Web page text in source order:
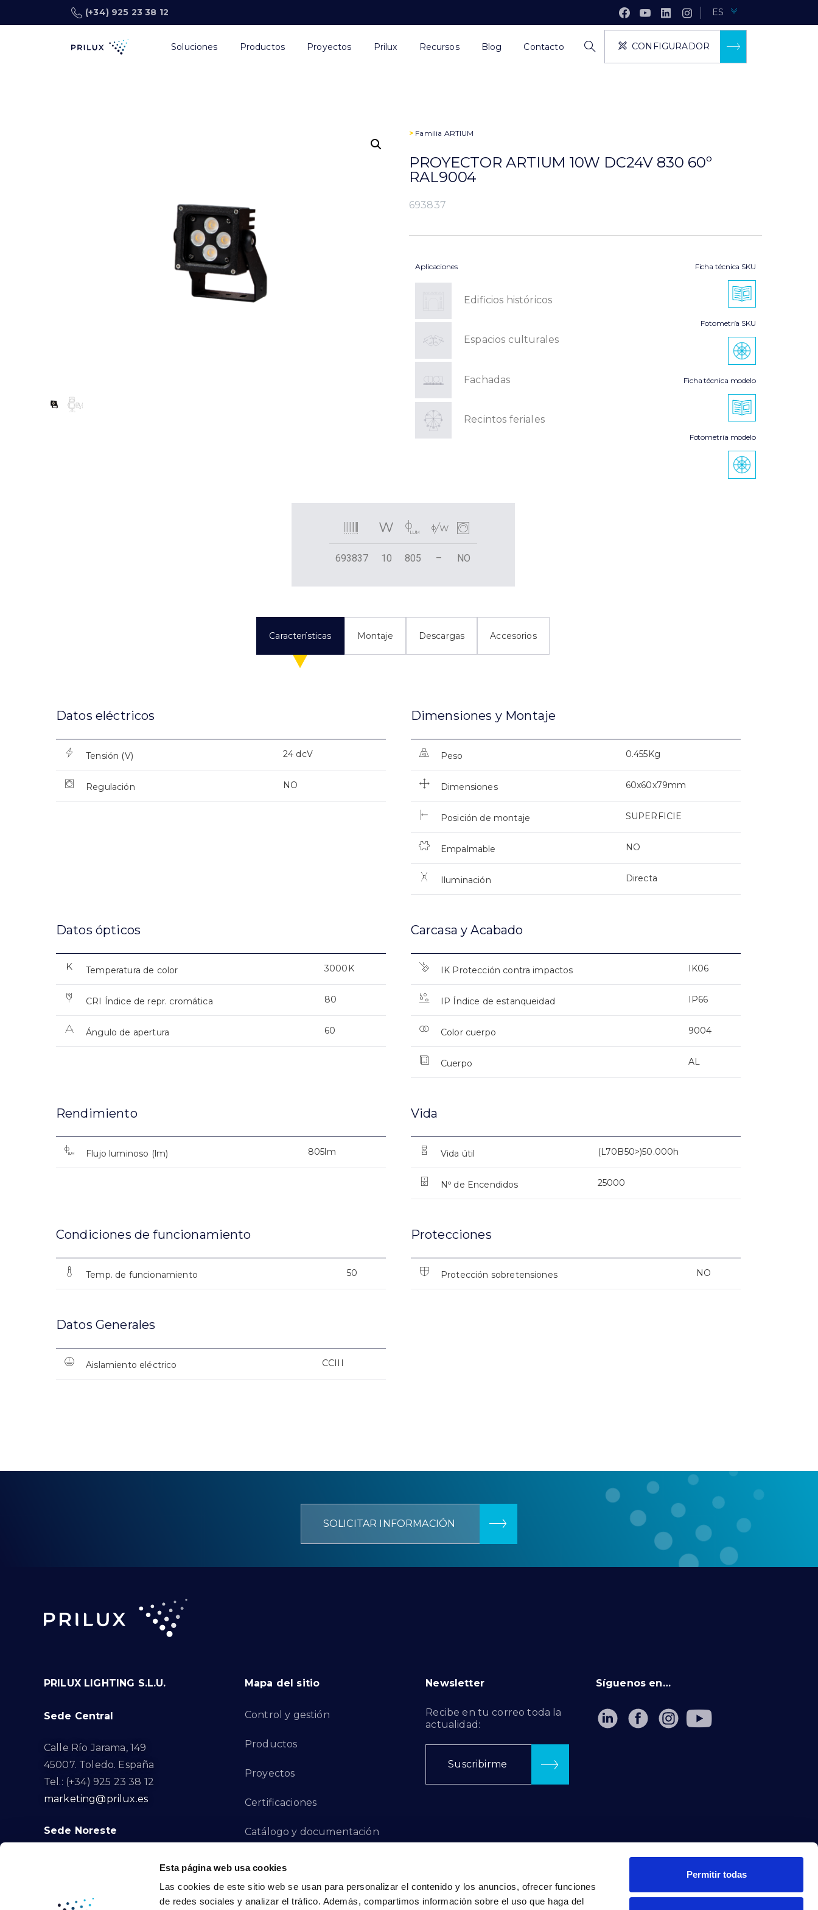
Esta página web usa cookies
Las cookies de este sitio web se usan para personalizar el contenido y los anuncios, ofrecer funciones
de redes sociales y analizar el tráfico. Además, compartimos información sobre el uso que haga del
Permitir todas
(+34) 925 23 38 12 ES
Soluciones Productos Proyectos Prilux Recursos Blog Contacto CONFIGURADOR
> Familia ARTIUM
PROYECTOR ARTIUM 10W DC24V 830 60º
RAL9004
693837
Aplicaciones
Edificios históricos
Espacios culturales
Fachadas
Recintos feriales
Ficha técnica SKU
Fotometría SKU
Ficha técnica modelo
Fotometría modelo
693837 10 805 – NO
Características Montaje Descargas Accesorios
Datos eléctricos
Tensión (V) 24 dcV
Regulación NO
Dimensiones y Montaje
Peso 0.455Kg
Dimensiones 60x60x79mm
Posición de montaje SUPERFICIE
Empalmable NO
Iluminación Directa
Datos ópticos
Temperatura de color 3000K
CRI Índice de repr. cromática 80
Ángulo de apertura 60
Carcasa y Acabado
IK Protección contra impactos IK06
IP Índice de estanqueidad IP66
Color cuerpo 9004
Cuerpo AL
Rendimiento
Flujo luminoso (lm) 805lm
Vida
Vida útil (L70B50>)50.000h
Nº de Encendidos 25000
Condiciones de funcionamiento
Temp. de funcionamiento 50
Protecciones
Protección sobretensiones NO
Datos Generales
Aislamiento eléctrico CCIII
SOLICITAR INFORMACIÓN
PRILUX LIGHTING S.L.U.
Sede Central
Calle Río Jarama, 149
45007. Toledo. España
Tel.: (+34) 925 23 38 12
marketing@prilux.es
Sede Noreste
Calle Del Torrent Fondo, s/n
Barcelona. España
Mapa del sitio
Control y gestión
Productos
Proyectos
Certificaciones
Catálogo y documentación
Canal de Denuncias
Newsletter
Recibe en tu correo toda la
actualidad:
Suscribirme
Síguenos en…